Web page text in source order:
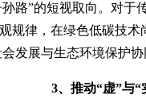
路”的短视取向。对
规律，在绿色低碳技
发展与生态环境保护协
3、推动“虚”与